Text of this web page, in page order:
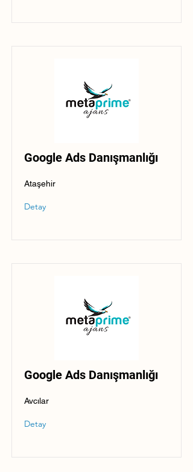
Google Ads Danışmanlığı
Ataşehir
Detay
Google Ads Danışmanlığı
Avcılar
Detay